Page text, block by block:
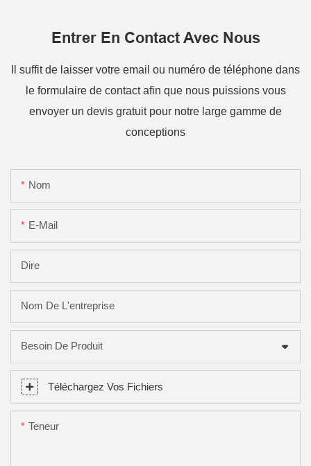
Entrer En Contact Avec Nous
Il suffit de laisser votre email ou numéro de téléphone dans
le formulaire de contact afin que nous puissions vous
envoyer un devis gratuit pour notre large gamme de
conceptions
Nom
E-Mail
Dire
Nom De L'entreprise
Besoin De Produit
Téléchargez Vos Fichiers
Teneur